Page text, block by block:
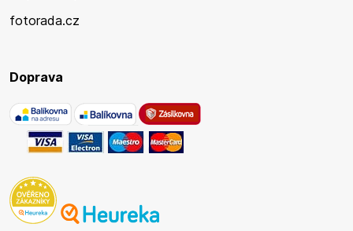
fotorada.cz
Doprava